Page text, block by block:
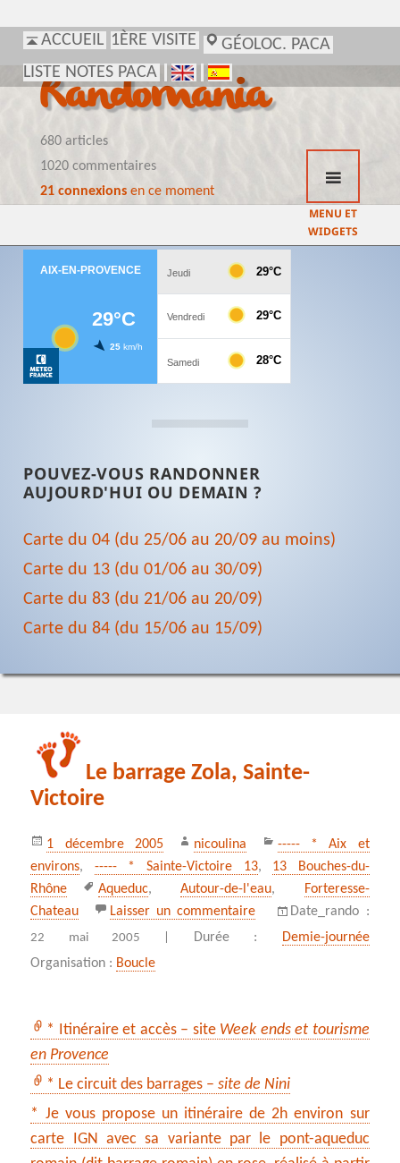
ACCUEIL 1ÈRE VISITE
GÉOLOC. PACA
LISTE NOTES PACA
Randomania
680 articles
1020 commentaires
21 connexionsen ce moment
MENU ET
WIDGETS
POUVEZ-VOUS RANDONNER
AUJOURD'HUI OU DEMAIN ?
Carte du 04 (du 25/06 au 20/09 au moins)
Carte du 13 (du 01/06 au 30/09)
Carte du 83 (du 21/06 au 20/09)
Carte du 84 (du 15/06 au 15/09)
Le barrage Zola, Sainte-
Victoire
Publié
le
1 décembre 2005 Auteur
nicoulina Catégories
----- * Aix et
environs, ----- * Sainte-Victoire 13, 13 Bouches-du-
Rhône
Mots-
clés
Aqueduc,Autour-de-l'eau,
Forteresse-
Chateau
Laisser un commentaire sur Le barrage Zola,
Date_rando :
22 mai 2005 | Durée :
Demie-journée
Organisation : Boucle
* Itinéraire et accès – site Week ends et tourisme
en Provence
* Le circuit des barrages –site de Nini
* Je vous propose un itinéraire de 2h environ sur
carte IGN avec sa variante par le pont-aqueduc